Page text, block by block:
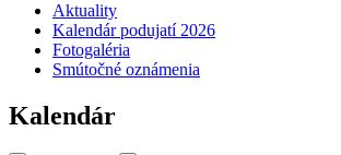
Aktuality
Kalendár podujatí 2026
Fotogaléria
Smútočné oznámenia
Kalendár